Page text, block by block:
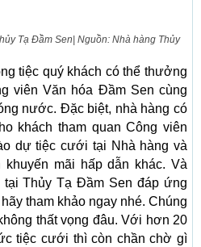
Tạ Đầm Sen| Nguồn: Nhà hàng Thủy
tiệc quý khách có thể thưởng
viên Văn hóa Đầm Sen cùng
nước. Đặc biệt, nhà hàng có
khách tham quan Công viên
dự tiệc cưới tại Nhà hàng và
mãi hấp dẫn khác. Và
Thủy Tạ Đầm Sen đáp ứng
tham khảo ngay nhé. Chúng
thất vọng đâu. Với hơn 20
tiệc cưới thì còn chần chờ gì